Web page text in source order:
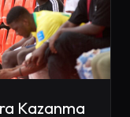
Kazanma